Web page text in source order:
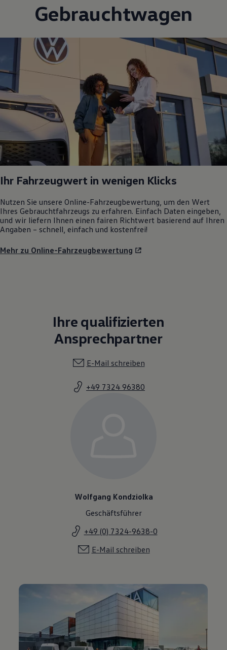
Gebrauchtwagen
Ihr Fahrzeugwert in wenigen Klicks
Nutzen Sie unsere Online-Fahrzeugbewertung, um den Wert
Ihres Gebrauchtfahrzeugs zu erfahren. Einfach Daten eingeben,
und wir liefern Ihnen einen fairen Richtwert basierend auf Ihren
Angaben – schnell, einfach und kostenfrei!
Mehr zu Online-Fahrzeugbewertung
Ihre qualifizierten
Ansprechpartner
E-Mail schreiben
+49 7324 96380
Wolfgang Kondziolka
Geschäftsführer
+49 (0) 7324-9638-0
E-Mail schreiben